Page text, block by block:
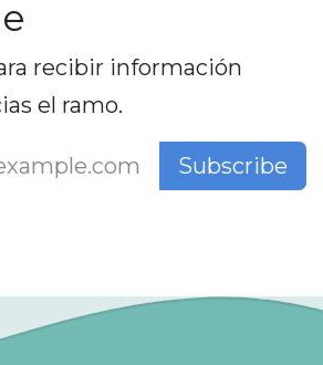
recibir información
el ramo.
Subscribe